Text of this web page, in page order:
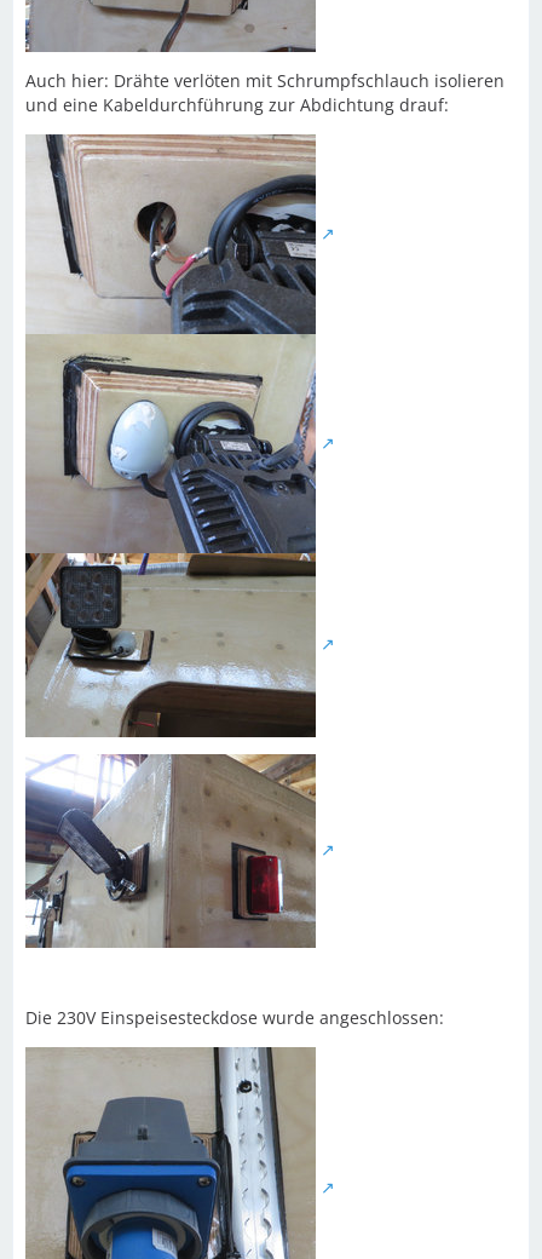
Auch hier: Drähte verlöten mit Schrumpfschlauch isolieren
und eine Kabeldurchführung zur Abdichtung drauf:
Die 230V Einspeisesteckdose wurde angeschlossen: